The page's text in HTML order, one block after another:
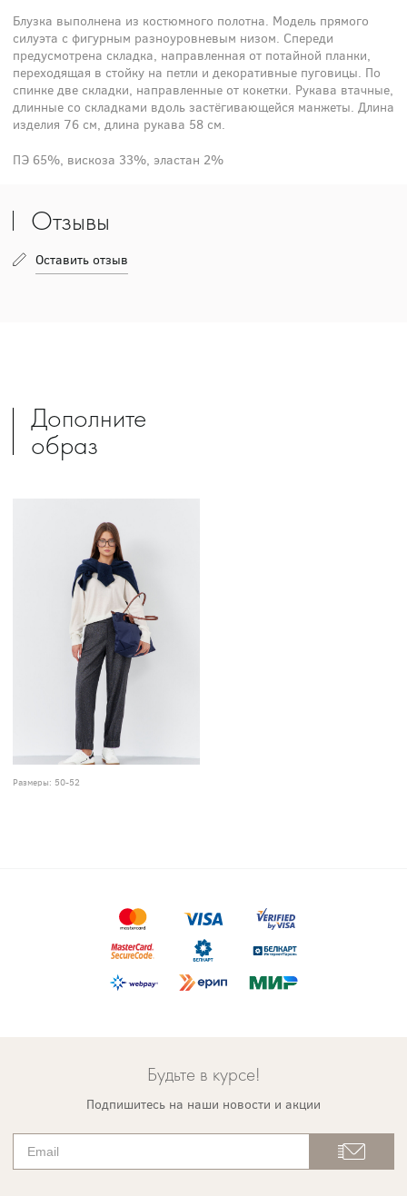
Блузка выполнена из костюмного полотна. Модель прямого
силуэта с фигурным разноуровневым низом. Спереди
предусмотрена складка, направленная от потайной планки,
переходящая в стойку на петли и декоративные пуговицы. По
спинке две складки, направленные от кокетки. Рукава втачные,
длинные со складками вдоль застёгивающейся манжеты. Длина
изделия 76 см, длина рукава 58 см.
ПЭ 65%, вискоза 33%, эластан 2%
Отзывы
Оставить отзыв
Дополните
образ
Размеры: 50-52
Будьте в курсе!
Подпишитесь на наши новости и акции